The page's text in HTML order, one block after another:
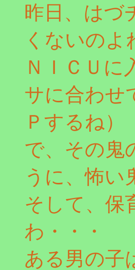
昨日、はづ
くないの
ＮＩＣＵに
サに合わせ
Ｐするね）
で、その鬼
うに、怖い
そして、保
わ・・・
ある男の子